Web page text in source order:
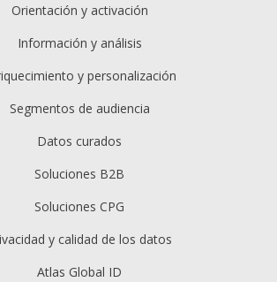
Orientación y activación
Información y análisis
y personalización
Segmentos de audiencia
Datos curados
Soluciones B2B
Soluciones CPG
y calidad de los datos
Atlas Global ID